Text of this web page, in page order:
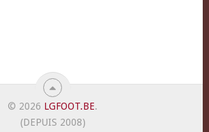
© 2026 LGFOOT.BE.
(DEPUIS 2008)